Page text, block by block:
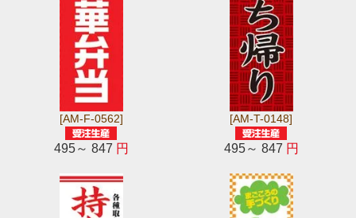
[AM-F-0562]
495～ 847 円
[AM-T-0148]
495～ 847 円